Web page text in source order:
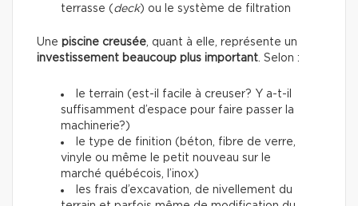
terrasse ( deck) ou le système de filtration
Une piscine creusée, quant à elle, représente un
investissement beaucoup plus important. Selon :
le terrain (est-il facile à creuser? Y a-t-il
suffisamment d’espace pour faire passer la
machinerie?)
le type de finition (béton, fibre de verre,
vinyle ou même le petit nouveau sur le
marché québécois, l’inox)
les frais d’excavation, de nivellement du